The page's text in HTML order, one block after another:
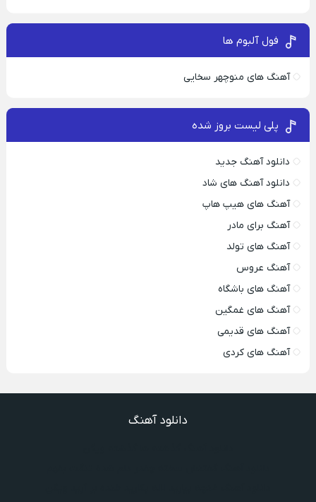
فول آلبوم ها
آهنگ های منوچهر سخایی
پلی لیست بروز شده
دانلود آهنگ جدید
دانلود آهنگ های شاد
آهنگ های هیپ هاپ
آهنگ برای مادر
آهنگ های تولد
آهنگ عروس
آهنگ های باشگاه
آهنگ های غمگین
آهنگ های قدیمی
آهنگ های کردی
دانلود آهنگ